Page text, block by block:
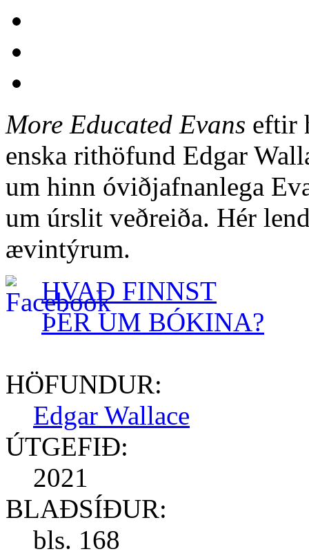
More Educated Evans eftir
enska rithöfund Edgar
um hinn óviðjafnanlega
um úrslit veðreiða. Hér
ævintýrum.
HVAÐ FINNST
ÞÉR UM BÓKINA?
HÖFUNDUR:
Edgar Wallace
ÚTGEFIÐ:
2021
BLAÐSÍÐUR:
bls. 168